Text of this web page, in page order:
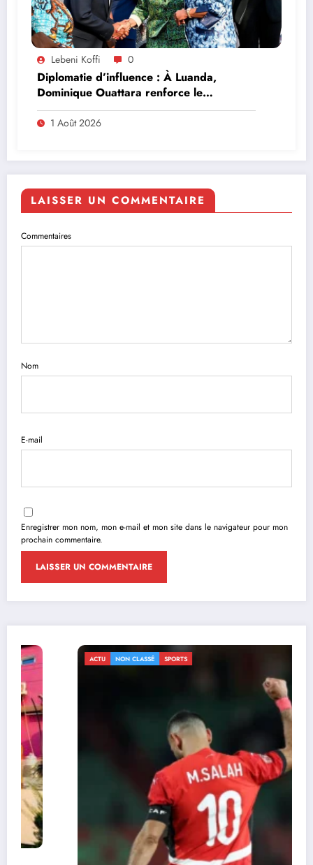
Lebeni Koffi 0
Diplomatie d’influence : À Luanda,
Dominique Ouattara renforce le
leadership solidaire de la Côte d’Ivoire en
Afrique
1 Août 2026
LAISSER UN COMMENTAIRE
Commentaires
Nom
E-mail
Enregistrer mon nom, mon e-mail et mon site dans le navigateur pour mon
prochain commentaire.
ACTU NON CLASSÉ SPORTS